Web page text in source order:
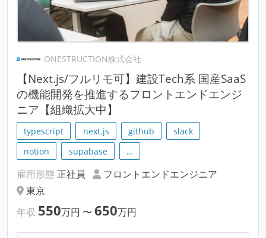
ONESTRUCTION株式会社
【Next.js/フルリモ可】建設Tech系 国産SaaS
の機能開発を推進するフロントエンドエンジ
ニア【組織拡大中】
typescript next.js github
slack
notion
supabase …
雇用形態 正社員
フロントエンドエンジニア
東京
年収 550万円 〜 650万円